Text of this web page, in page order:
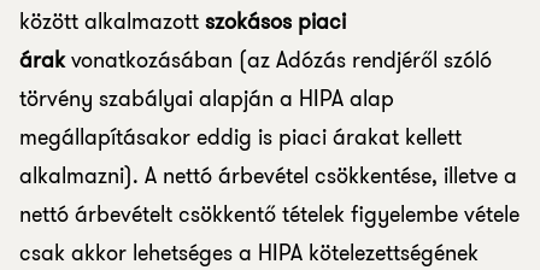
között alkalmazottszokásos piaci
árakvonatkozásában (az Adózás rendjéről szóló
törvény szabályai alapján a HIPA alap
megállapításakor eddig is piaci árakat kellett
alkalmazni). A nettó árbevétel csökkentése, illetve a
nettó árbevételt csökkentő tételek figyelembe vétele
csak akkor lehetséges a HIPA kötelezettségének